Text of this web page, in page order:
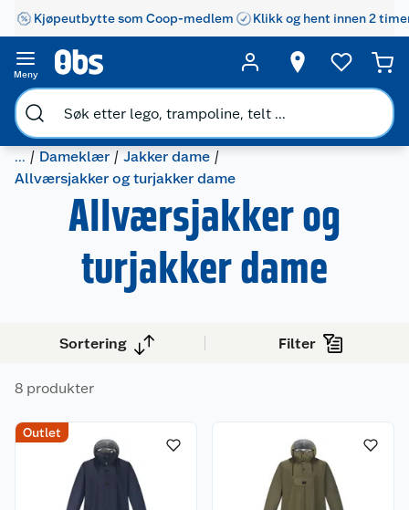
Kjøpeutbytte som Coop-medlem Klikk og hent innen 2
Meny
... Dameklær
Jakker dame
Allværsjakker og turjakker dame
Allværsjakker og
turjakker dame
Sortering Filter
8 produkter
Outlet